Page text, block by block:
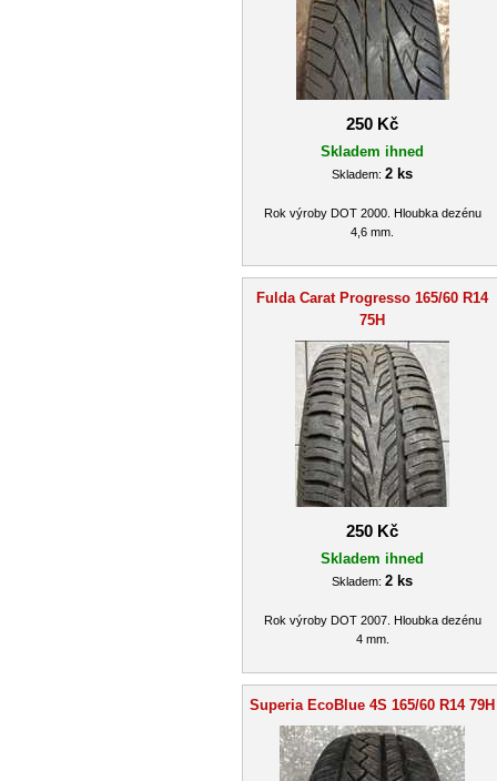
250 Kč
Skladem ihned
Skladem: 2 ks
Rok výroby DOT 2000. Hloubka dezénu
4,6 mm.
Fulda Carat Progresso 165/60 R14
75H
250 Kč
Skladem ihned
Skladem: 2 ks
Rok výroby DOT 2007. Hloubka dezénu
4 mm.
Superia EcoBlue 4S 165/60 R14 79H